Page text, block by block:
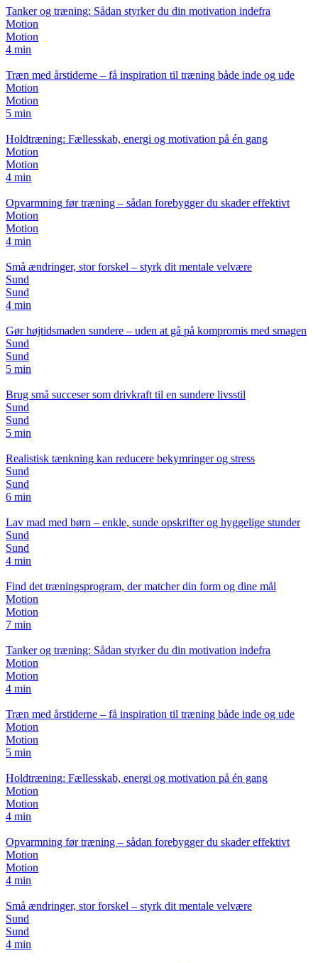
Tanker og træning: Sådan styrker du din motivation indefra
Motion
Motion
4 min
Træn med årstiderne – få inspiration til træning både inde og ude
Motion
Motion
5 min
Holdtræning: Fællesskab, energi og motivation på én gang
Motion
Motion
4 min
Opvarmning før træning – sådan forebygger du skader effektivt
Motion
Motion
4 min
Små ændringer, stor forskel – styrk dit mentale velvære
Sund
Sund
4 min
Gør højtidsmaden sundere – uden at gå på kompromis med smagen
Sund
Sund
5 min
Brug små succeser som drivkraft til en sundere livsstil
Sund
Sund
5 min
Realistisk tænkning kan reducere bekymringer og stress
Sund
Sund
6 min
Lav mad med børn – enkle, sunde opskrifter og hyggelige stunder
Sund
Sund
4 min
Find det træningsprogram, der matcher din form og dine mål
Motion
Motion
7 min
Tanker og træning: Sådan styrker du din motivation indefra
Motion
Motion
4 min
Træn med årstiderne – få inspiration til træning både inde og ude
Motion
Motion
5 min
Holdtræning: Fællesskab, energi og motivation på én gang
Motion
Motion
4 min
Opvarmning før træning – sådan forebygger du skader effektivt
Motion
Motion
4 min
Små ændringer, stor forskel – styrk dit mentale velvære
Sund
Sund
4 min